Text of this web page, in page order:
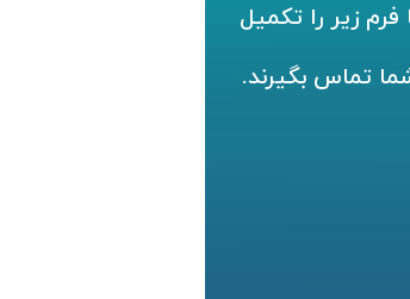
زیر را تکمیل
تماس بگیرند.